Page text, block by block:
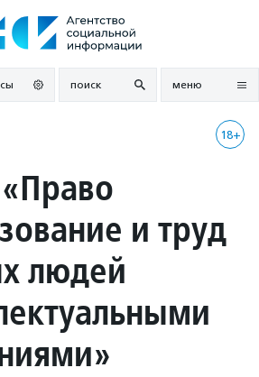
поиск меню
18+
и труд
людей